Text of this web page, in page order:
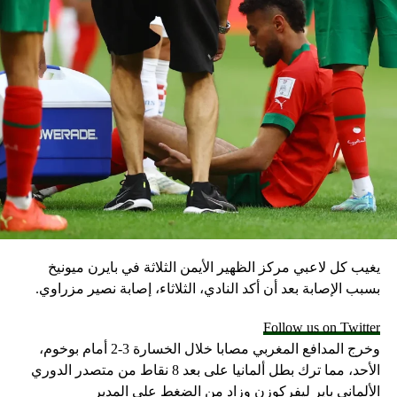
يغيب كل لاعبي مركز الظهير الأيمن الثلاثة في بايرن ميونيخ
بسبب الإصابة بعد أن أكد النادي، الثلاثاء، إصابة نصير مزراوي.
Follow us on Twitter
وخرج المدافع المغربي مصابا خلال الخسارة 3-2 أمام بوخوم،
الأحد، مما ترك بطل ألمانيا على بعد 8 نقاط من متصدر الدوري
الألماني باير ليفركوزن وزاد من الضغط على المدير